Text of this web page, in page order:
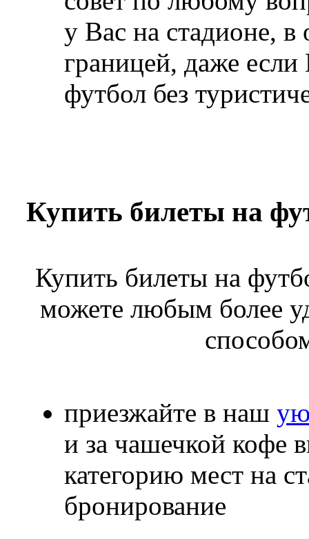
у Вас на стадионе, в
границей, даже
футбол без
Купить билеты на
Купить билеты на
можете любым более
приезжайте в наш
и за чашечкой кофе
категорию мест на
бронирование